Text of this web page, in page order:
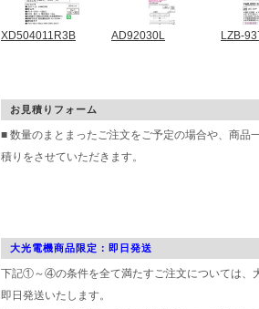
XD504011R3B AD92030L LZB-
お見積りフォーム
■ 数量のまとまったご注文をご予定の場合や、商品
積りをさせていただきます。
大光電機商品限定：即日発送
下記①～④の条件を全て満たすご注文については、
即日発送いたします。